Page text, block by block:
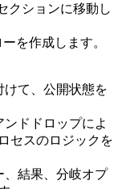
クションに移動し
を作成します。
けて、公開状態を
ンドドロップによ
セスのロジックを
、結果、分岐オプ